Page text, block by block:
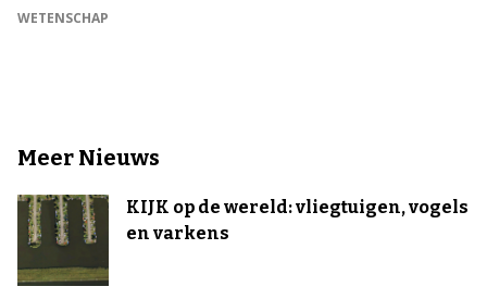
WETENSCHAP
Meer Nieuws
KIJK op de wereld: vliegtuigen, vogels
en varkens